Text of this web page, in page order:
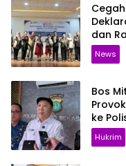
dan
News
Bos
ke
Hukrim